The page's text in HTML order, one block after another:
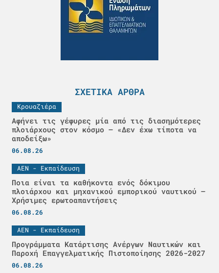
ΣΧΕΤΙΚΆ ΆΡΘΡΑ
Κρουαζιέρα
Αφήνει τις γέφυρες μία από τις διασημότερες
πλοιάρχους στον κόσμο – «Δεν έχω τίποτα να
αποδείξω»
06.08.26
ΑΕΝ - Εκπαίδευση
Ποια είναι τα καθήκοντα ενός δόκιμου
πλοιάρχου και μηχανικού εμπορικού ναυτικού –
Χρήσιμες ερωτοαπαντήσεις
06.08.26
ΑΕΝ - Εκπαίδευση
Προγράμματα Κατάρτισης Ανέργων Ναυτικών και
Παροχή Επαγγελματικής Πιστοποίησης 2026-2027
06.08.26